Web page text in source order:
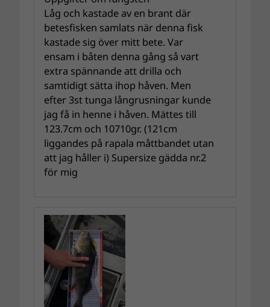
Låg och kastade av en brant där
betesfisken samlats när denna fisk
kastade sig över mitt bete. Var
ensam i båten denna gång så vart
extra spännande att drilla och
samtidigt sätta ihop håven. Men
efter 3st tunga långrusningar kunde
jag få in henne i håven. Mättes till
123.7cm och 10710gr. (121cm
liggandes på rapala måttbandet utan
att jag håller i) Supersize gädda nr.2
för mig